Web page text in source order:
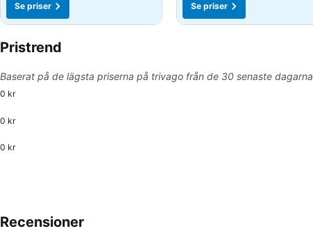
Se priser
Se priser
Pristrend
Baserat på de lägsta priserna på trivago från de 30 senaste dagarna
0 kr
0 kr
0 kr
Recensioner